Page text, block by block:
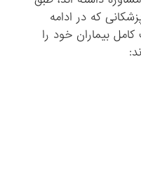
که در ادامه
بیماران خود را